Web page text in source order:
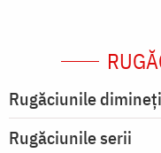
Rugăciunile
Rugăciunile serii